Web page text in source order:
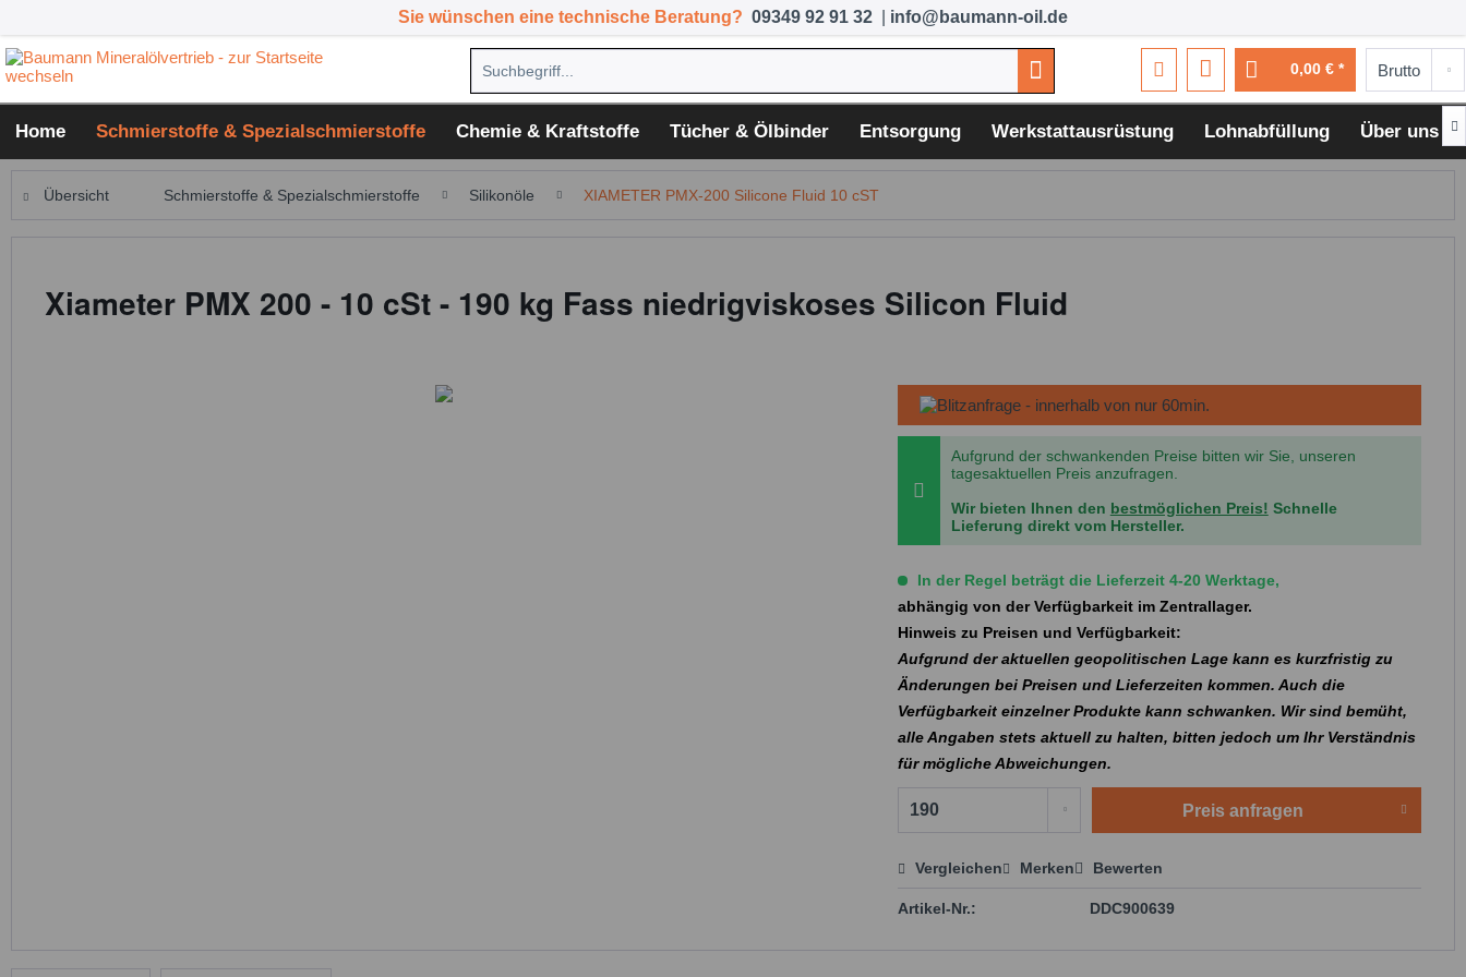
Sie wünschen eine technische Beratung? 09349 92 91 32 info@baumann-oil.de
0,00 € *
Home Schmierstoffe & Spezialschmierstoffe Chemie & Kraftstoffe Tücher & Ölbinder Entsorgung Werkstattausrüstung Lohnabfüllung Über uns 
Übersicht Schmierstoffe & Spezialschmierstoffe Silikonöle XIAMETER PMX-200 Silicone Fluid 10 cST
Xiameter PMX 200 - 10 cSt - 190 kg Fass niedrigviskoses Silicon Fluid
Aufgrund der schwankenden Preise bitten wir Sie, unseren
tagesaktuellen Preis anzufragen.
Wir bieten Ihnen den bestmöglichen Preis! Schnelle
Lieferung direkt vom Hersteller.
In der Regel beträgt die Lieferzeit 4-20 Werktage,
abhängig von der Verfügbarkeit im Zentrallager.
Hinweis zu Preisen und Verfügbarkeit:
Aufgrund der aktuellen geopolitischen Lage kann es kurzfristig zu
Änderungen bei Preisen und Lieferzeiten kommen. Auch die
Verfügbarkeit einzelner Produkte kann schwanken. Wir sind bemüht,
alle Angaben stets aktuell zu halten, bitten jedoch um Ihr Verständnis
für mögliche Abweichungen.
Preis anfragen
Preis anfragen
Vergleichen Merken Bewerten
Artikel-Nr.: DDC900639